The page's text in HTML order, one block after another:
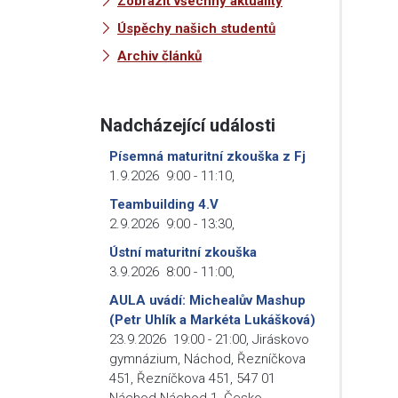
Úspěchy našich studentů
Archiv článků
Nadcházející události
Písemná maturitní zkouška z Fj
1.9.2026 9:00 - 11:10
Teambuilding 4.V
2.9.2026 9:00 - 13:30
Ústní maturitní zkouška
3.9.2026 8:00 - 11:00
AULA uvádí: Michealův Mashup
(Petr Uhlík a Markéta Lukášková)
23.9.2026 19:00 - 21:00 Jiráskovo
gymnázium, Náchod, Řezníčkova
451, Řezníčkova 451, 547 01